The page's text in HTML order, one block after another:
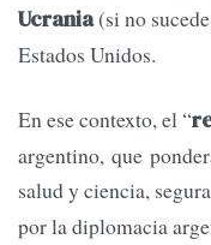
Ucrania(si no
Estados Unidos.
En ese contexto, el “
argentino, que
salud y ciencia,
por la diplomacia